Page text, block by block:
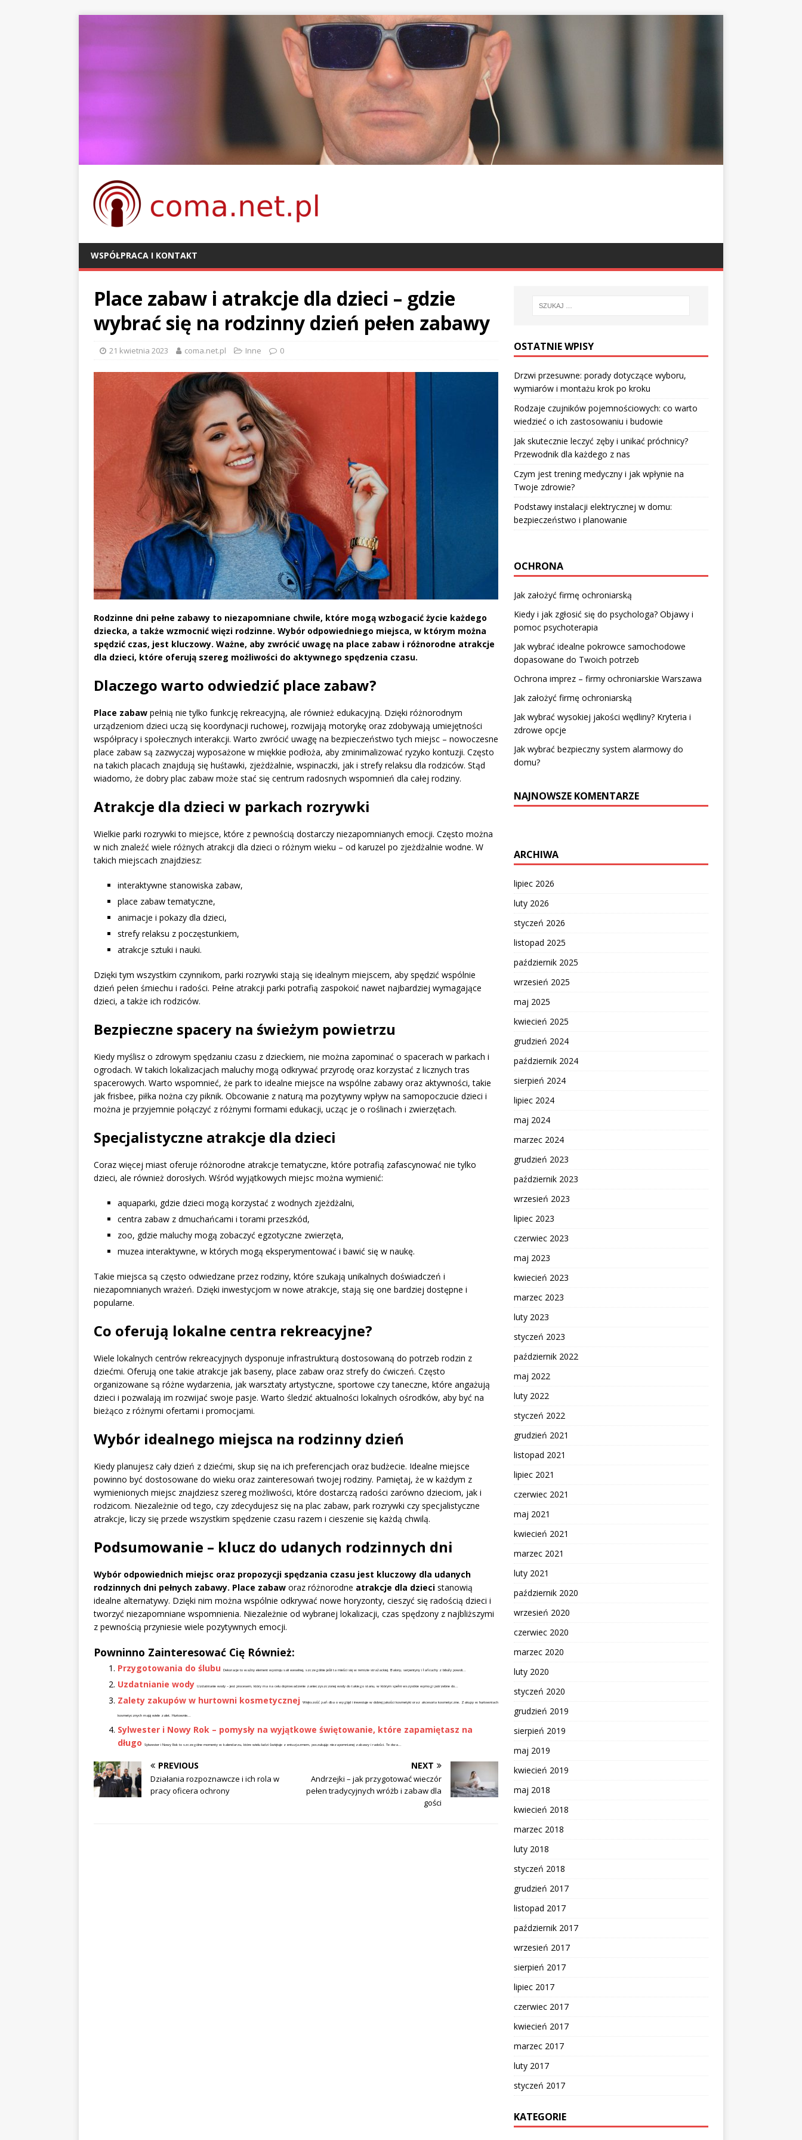
WSPÓŁPRACA I KONTAKT
Place zabaw i atrakcje dla dzieci – gdzie
wybrać się na rodzinny dzień pełen zabawy
21 kwietnia 2023 coma.net.pl Inne 0
Rodzinne dni pełne zabawy to niezapomniane chwile, które mogą wzbogacić życie każdego
dziecka, a także wzmocnić więzi rodzinne. Wybór odpowiedniego miejsca, w którym można
spędzić czas, jest kluczowy. Ważne, aby zwrócić uwagę na place zabaw i różnorodne atrakcje
dla dzieci, które oferują szereg możliwości do aktywnego spędzenia czasu.
Dlaczego warto odwiedzić place zabaw?
Place zabaw pełnią nie tylko funkcję rekreacyjną, ale również edukacyjną. Dzięki różnorodnym
urządzeniom dzieci uczą się koordynacji ruchowej, rozwijają motorykę oraz zdobywają umiejętności
współpracy i społecznych interakcji. Warto zwrócić uwagę na bezpieczeństwo tych miejsc – nowoczesne
place zabaw są zazwyczaj wyposażone w miękkie podłoża, aby zminimalizować ryzyko kontuzji. Często
na takich placach znajdują się huśtawki, zjeżdżalnie, wspinaczki, jak i strefy relaksu dla rodziców. Stąd
wiadomo, że dobry plac zabaw może stać się centrum radosnych wspomnień dla całej rodziny.
Atrakcje dla dzieci w parkach rozrywki
Wielkie parki rozrywki to miejsce, które z pewnością dostarczy niezapomnianych emocji. Często można
w nich znaleźć wiele różnych atrakcji dla dzieci o różnym wieku – od karuzel po zjeżdżalnie wodne. W
takich miejscach znajdziesz:
interaktywne stanowiska zabaw,
place zabaw tematyczne,
animacje i pokazy dla dzieci,
strefy relaksu z poczęstunkiem,
atrakcje sztuki i nauki.
Dzięki tym wszystkim czynnikom, parki rozrywki stają się idealnym miejscem, aby spędzić wspólnie
dzień pełen śmiechu i radości. Pełne atrakcji parki potrafią zaspokoić nawet najbardziej wymagające
dzieci, a także ich rodziców.
Bezpieczne spacery na świeżym powietrzu
Kiedy myślisz o zdrowym spędzaniu czasu z dzieckiem, nie można zapominać o spacerach w parkach i
ogrodach. W takich lokalizacjach maluchy mogą odkrywać przyrodę oraz korzystać z licznych tras
spacerowych. Warto wspomnieć, że park to idealne miejsce na wspólne zabawy oraz aktywności, takie
jak frisbee, piłka nożna czy piknik. Obcowanie z naturą ma pozytywny wpływ na samopoczucie dzieci i
można je przyjemnie połączyć z różnymi formami edukacji, ucząc je o roślinach i zwierzętach.
Specjalistyczne atrakcje dla dzieci
Coraz więcej miast oferuje różnorodne atrakcje tematyczne, które potrafią zafascynować nie tylko
dzieci, ale również dorosłych. Wśród wyjątkowych miejsc można wymienić:
aquaparki, gdzie dzieci mogą korzystać z wodnych zjeżdżalni,
centra zabaw z dmuchańcami i torami przeszkód,
zoo, gdzie maluchy mogą zobaczyć egzotyczne zwierzęta,
muzea interaktywne, w których mogą eksperymentować i bawić się w naukę.
Takie miejsca są często odwiedzane przez rodziny, które szukają unikalnych doświadczeń i
niezapomnianych wrażeń. Dzięki inwestycjom w nowe atrakcje, stają się one bardziej dostępne i
popularne.
Co oferują lokalne centra rekreacyjne?
Wiele lokalnych centrów rekreacyjnych dysponuje infrastrukturą dostosowaną do potrzeb rodzin z
dziećmi. Oferują one takie atrakcje jak baseny, place zabaw oraz strefy do ćwiczeń. Często
organizowane są różne wydarzenia, jak warsztaty artystyczne, sportowe czy taneczne, które angażują
dzieci i pozwalają im rozwijać swoje pasje. Warto śledzić aktualności lokalnych ośrodków, aby być na
bieżąco z różnymi ofertami i promocjami.
Wybór idealnego miejsca na rodzinny dzień
Kiedy planujesz cały dzień z dziećmi, skup się na ich preferencjach oraz budżecie. Idealne miejsce
powinno być dostosowane do wieku oraz zainteresowań twojej rodziny. Pamiętaj, że w każdym z
wymienionych miejsc znajdziesz szereg możliwości, które dostarczą radości zarówno dzieciom, jak i
rodzicom. Niezależnie od tego, czy zdecydujesz się na plac zabaw, park rozrywki czy specjalistyczne
atrakcje, liczy się przede wszystkim spędzenie czasu razem i cieszenie się każdą chwilą.
Podsumowanie – klucz do udanych rodzinnych dni
Wybór odpowiednich miejsc oraz propozycji spędzania czasu jest kluczowy dla udanych
rodzinnych dni pełnych zabawy. Place zabaw oraz różnorodne atrakcje dla dzieci stanowią
idealne alternatywy. Dzięki nim można wspólnie odkrywać nowe horyzonty, cieszyć się radością dzieci i
tworzyć niezapomniane wspomnienia. Niezależnie od wybranej lokalizacji, czas spędzony z najbliższymi
z pewnością przyniesie wiele pozytywnych emocji.
Powninno Zainteresować Cię Również:
Przygotowania do ślubu Dekoracje to ważny element wystroju sali weselnej, szczególnie jeśli ta mieści się w remizie strażackiej. Balony, serpentyny i łańcuchy z bibuły powoli...
Uzdatnianie wody Uzdatnianie wody – jest procesem, który ma na celu doprowadzenie zanieczyszczonej wody do takiego stanu, w którym spełni wszystkie wymogi potrzebne do...
Zalety zakupów w hurtowni kosmetycznej Większość pań dba o wygląd i inwestuje w dobrej jakości kosmetyki oraz akcesoria kosmetyczne. Zakupy w hurtowniach
kosmetycznych mają wiele zalet. Hurtownie...
Sylwester i Nowy Rok – pomysły na wyjątkowe świętowanie, które zapamiętasz na
długo
Sylwester i Nowy Rok to szczególne momenty w kalendarzu, które wielu ludzi świętuje z entuzjazmem, poszukując niezapomnianej zabawy i radości. Te dwa...
PREVIOUS
Działania rozpoznawcze i ich rola w
pracy oficera ochrony
NEXT
Andrzejki – jak przygotować wieczór
pełen tradycyjnych wróżb i zabaw dla
gości
OSTATNIE WPISY
Drzwi przesuwne: porady dotyczące wyboru,
wymiarów i montażu krok po kroku
Rodzaje czujników pojemnościowych: co warto
wiedzieć o ich zastosowaniu i budowie
Jak skutecznie leczyć zęby i unikać próchnicy?
Przewodnik dla każdego z nas
Czym jest trening medyczny i jak wpłynie na
Twoje zdrowie?
Podstawy instalacji elektrycznej w domu:
bezpieczeństwo i planowanie
OCHRONA
Jak założyć firmę ochroniarską
Kiedy i jak zgłosić się do psychologa? Objawy i
pomoc psychoterapia
Jak wybrać idealne pokrowce samochodowe
dopasowane do Twoich potrzeb
Ochrona imprez – firmy ochroniarskie Warszawa
Jak założyć firmę ochroniarską
Jak wybrać wysokiej jakości wędliny? Kryteria i
zdrowe opcje
Jak wybrać bezpieczny system alarmowy do
domu?
NAJNOWSZE KOMENTARZE
ARCHIWA
lipiec 2026
luty 2026
styczeń 2026
listopad 2025
październik 2025
wrzesień 2025
maj 2025
kwiecień 2025
grudzień 2024
październik 2024
sierpień 2024
lipiec 2024
maj 2024
marzec 2024
grudzień 2023
październik 2023
wrzesień 2023
lipiec 2023
czerwiec 2023
maj 2023
kwiecień 2023
marzec 2023
luty 2023
styczeń 2023
październik 2022
maj 2022
luty 2022
styczeń 2022
grudzień 2021
listopad 2021
lipiec 2021
czerwiec 2021
maj 2021
kwiecień 2021
marzec 2021
luty 2021
październik 2020
wrzesień 2020
czerwiec 2020
marzec 2020
luty 2020
styczeń 2020
grudzień 2019
sierpień 2019
maj 2019
kwiecień 2019
maj 2018
kwiecień 2018
marzec 2018
luty 2018
styczeń 2018
grudzień 2017
listopad 2017
październik 2017
wrzesień 2017
sierpień 2017
lipiec 2017
czerwiec 2017
kwiecień 2017
marzec 2017
luty 2017
styczeń 2017
KATEGORIE